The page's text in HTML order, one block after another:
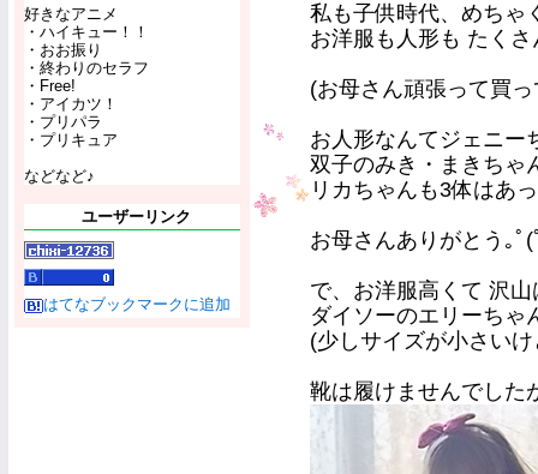
好きなアニメ
・ハイキュー！！
・おお振り
・終わりのセラフ
・Free!
・アイカツ！
・プリパラ
・プリキュア
などなど♪
ユーザーリンク
はてなブックマークに追加
私も子供時代、めちゃ
お洋服も人形も たく
(お母さん頑張って買
お人形なんてジェニー
双子のみき・まきちゃ
リカちゃんも3体はあ
お母さんありがとう｡ﾟ(
で、お洋服高くて 沢
ダイソーのエリーちゃ
(少しサイズが小さい
靴は履けませんでした